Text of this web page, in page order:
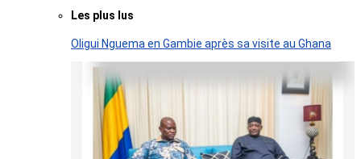
Les plus lus
Oligui Nguema en Gambie après sa visite au Ghana